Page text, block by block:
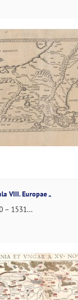
VIII. Europae „
– 1531...